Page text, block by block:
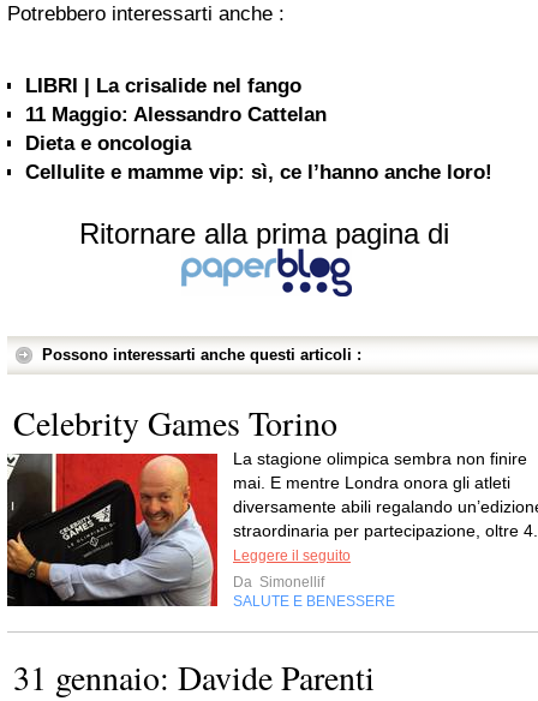
Potrebbero interessarti anche :
LIBRI | La crisalide nel fango
11 Maggio: Alessandro Cattelan
Dieta e oncologia
Cellulite e mamme vip: sì, ce l’hanno anche loro!
Ritornare alla prima pagina di
Possono interessarti anche questi articoli :
Celebrity Games Torino
La stagione olimpica sembra non finire
mai. E mentre Londra onora gli atleti
diversamente abili regalando
straordinaria per partecipazione, oltre 4.
Leggere il seguito
Da Simonellif
SALUTE E BENESSERE
31 gennaio: Davide Parenti